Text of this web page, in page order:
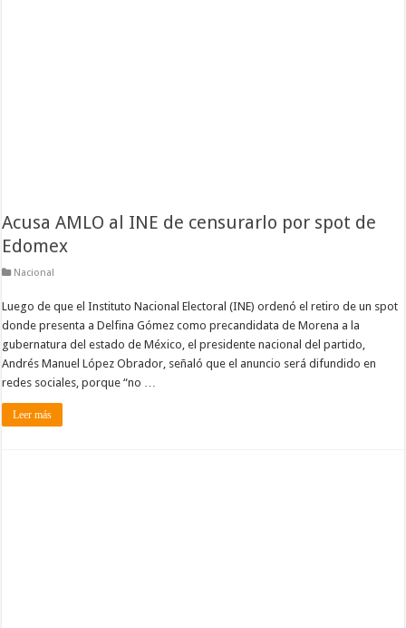
Acusa AMLO al INE de censurarlo por spot de
Edomex
Nacional
Luego de que el Instituto Nacional Electoral (INE) ordenó el retiro de un spot
donde presenta a Delfina Gómez como precandidata de Morena a la
gubernatura del estado de México, el presidente nacional del partido,
Andrés Manuel López Obrador, señaló que el anuncio será difundido en
redes sociales, porque “no …
Leer más